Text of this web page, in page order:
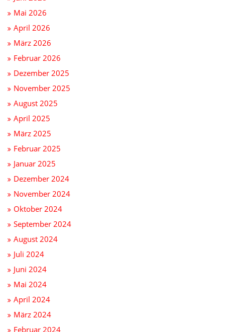
Mai 2026
April 2026
März 2026
Februar 2026
Dezember 2025
November 2025
August 2025
April 2025
März 2025
Februar 2025
Januar 2025
Dezember 2024
November 2024
Oktober 2024
September 2024
August 2024
Juli 2024
Juni 2024
Mai 2024
April 2024
März 2024
Februar 2024